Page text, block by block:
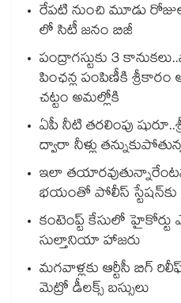
రేపటి నుంచి మూడు
లో సిటీ జనం బిజీ
పంద్రాగస్టుకు 3
పింఛన్ల పంపిణీకి శ్రీకారం
చట్టం అమల్లోకి
ఏపీ నీటి తరలింపు
ద్వారా నీళ్లు
ఇలా
భయంతో పోలీస్ స్టేషన్⁫కు
కంటెంప్ట్ కేసులో హైకోర్టు
సుల్తానియా హాజరు
మగవాళ్లకు ఆర్టీసీ బిగ్
మెట్రో డీలక్స్ బస్సులు